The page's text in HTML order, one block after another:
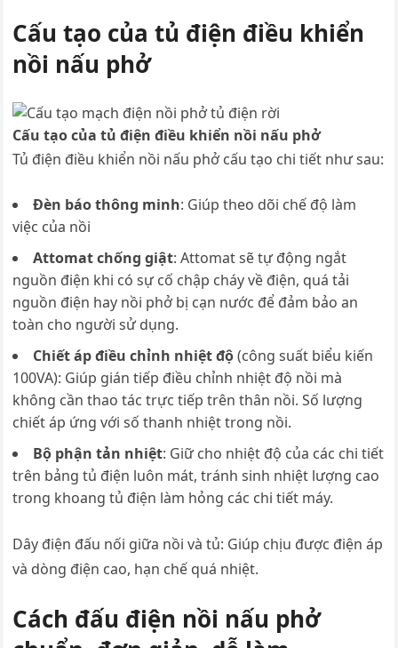
Cấu tạo của tủ điện điều khiển
nồi nấu phở
Cấu tạo của tủ điện điều khiển nồi nấu phở
Tủ điện điều khiển nồi nấu phở cấu tạo chi tiết như sau:
Đèn báo thông minh: Giúp theo dõi chế độ làm
việc của nồi
Attomat chống giật: Attomat sẽ tự động ngắt
nguồn điện khi có sự cố chập cháy về điện, quá tải
nguồn điện hay nồi phở bị cạn nước để đảm bảo an
toàn cho người sử dụng.
Chiết áp điều chỉnh nhiệt độ(công suất biểu kiến
100VA): Giúp gián tiếp điều chỉnh nhiệt độ nồi mà
không cần thao tác trực tiếp trên thân nồi. Số lượng
chiết áp ứng với số thanh nhiệt trong nồi.
Bộ phận tản nhiệt: Giữ cho nhiệt độ của các chi tiết
trên bảng tủ điện luôn mát, tránh sinh nhiệt lượng cao
trong khoang tủ điện làm hỏng các chi tiết máy.
Dây điện đấu nối giữa nồi và tủ: Giúp chịu được điện áp
và dòng điện cao, hạn chế quá nhiệt.
Cách đấu điện nồi nấu phở